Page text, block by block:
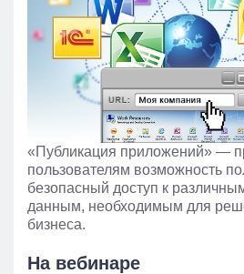
«Публикация приложений» —
пользователям возможность
безопасный доступ к
данным, необходимым для
бизнеса.
На вебинаре